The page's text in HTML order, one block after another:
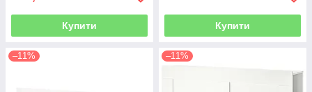
Купити Купити
–11% –11%